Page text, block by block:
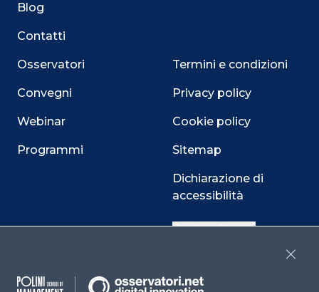
Blog
Contatti
Osservatori
Convegni
Webinar
Programmi
Termini e condizioni
Privacy policy
Cookie policy
Sitemap
Dichiarazione di
accessibilità
Cookie Center